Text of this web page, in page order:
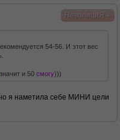
RеволициЯ
54-56. И этот вес
, значит и 50 смогу)))
я наметила себе МИНИ цели